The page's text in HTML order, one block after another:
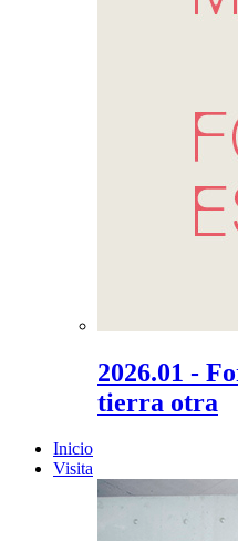
2026.01 -
tierra otra
Inicio
Visita